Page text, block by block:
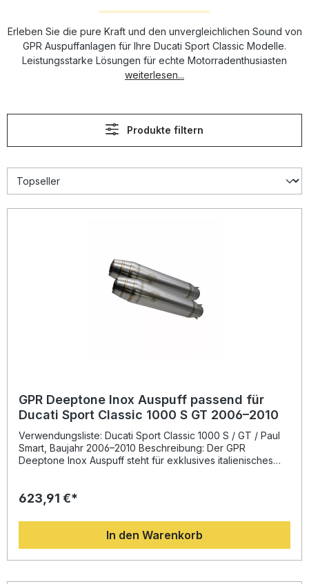
Erleben Sie die pure Kraft und den unvergleichlichen Sound von
GPR Auspuffanlagen für Ihre Ducati Sport Classic Modelle.
Leistungsstarke Lösungen für echte Motorradenthusiasten
weiterlesen...
Produkte filtern
GPR Deeptone Inox Auspuff passend für
Ducati Sport Classic 1000 S GT 2006–2010
Verwendungsliste: Ducati Sport Classic 1000 S / GT / Paul
Smart, Baujahr 2006–2010 Beschreibung: Der GPR
Deeptone Inox Auspuff steht für exklusives italienisches
Weltmeisterschaft, bietet dieser Auspuff ein optimales
Gewichtsreduktion im Vergleich zur Serienanlage. Durch
das edle Edelstahl-Finish fügt sich der Auspuff nahtlos in
das Café-Racer-Design Ihrer Maschine ein. Dank der EU-
Homologation genießen Sie legalen Sound und
623,91 €*
In den Warenkorb